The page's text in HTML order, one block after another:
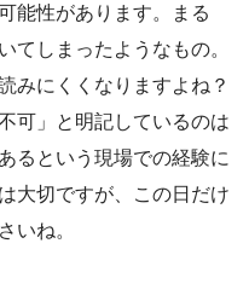
能性があります。まる
てしまったようなもの。
みにくくなりますよね？
可」と明記しているのは
るという現場での経験に
大切ですが、この日だけ
いね。